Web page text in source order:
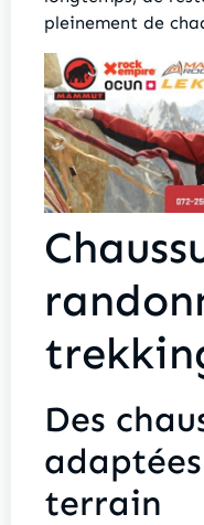
pleinement de
Des
terrain